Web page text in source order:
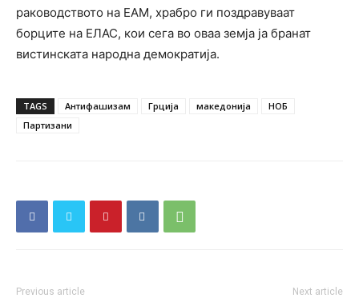
раководството на ЕАМ, храбро ги поздравуваат
борците на ЕЛАС, кои сега во оваа земја ја бранат
вистинската народна демократија.
TAGS Антифашизам Грција македонија
НОБ
Партизани
Previous article Next article